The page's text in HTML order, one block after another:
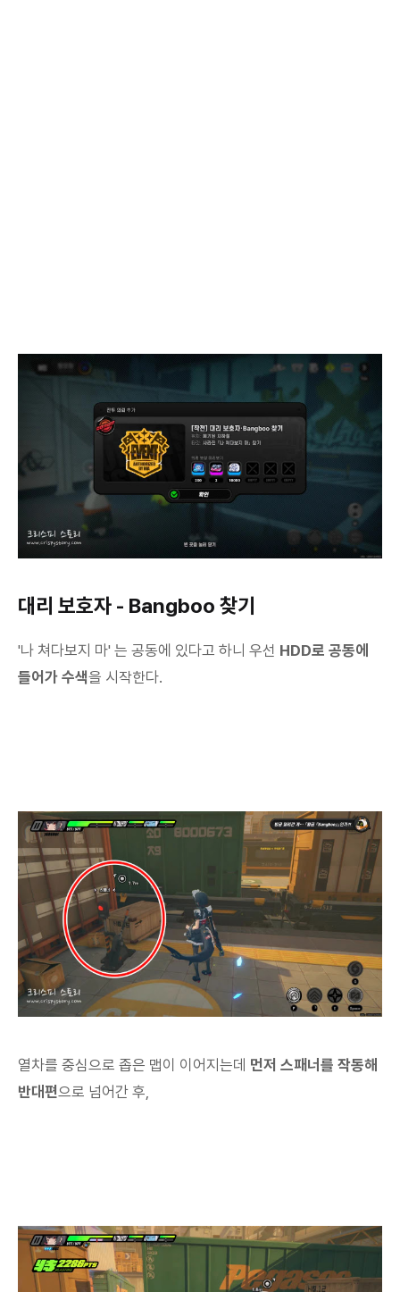
대리 보호자 - Bangboo 찾기
'나 쳐다보지 마' 는 공동에 있다고 하니 우선 HDD로 공동에
들어가 수색을 시작한다.
열차를 중심으로 좁은 맵이 이어지는데 먼저 스패너를 작동해
반대편으로 넘어간 후,